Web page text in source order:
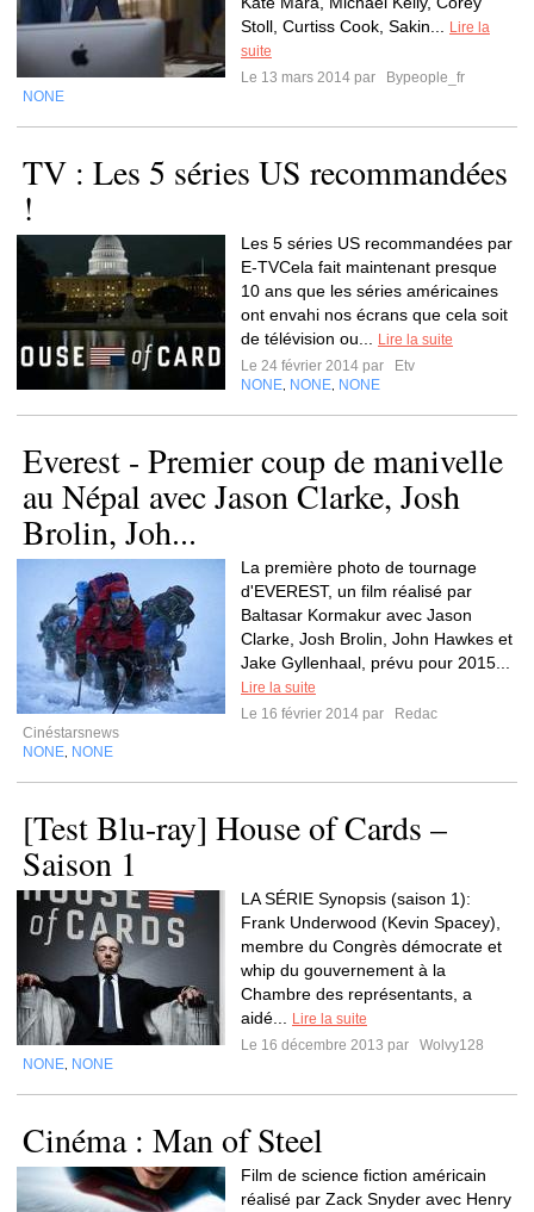
Stoll, Curtiss Cook, Sakin...
Lire la
suite
Le 13 mars 2014 par
Bypeople_fr
NONE
TV : Les 5 séries US recommandées
!
Les 5 séries US recommandées par
E-TVCela fait maintenant presque
10 ans que les séries américaines
ont envahi nos écrans que cela soit
de télévision ou...
Lire la suite
Le 24 février 2014 par
Etv
NONE NONE NONE
Everest - Premier coup de manivelle
au Népal avec Jason Clarke, Josh
Brolin, Joh...
La première photo de tournage
d'EVEREST, un film réalisé par
Baltasar Kormakur avec Jason
Clarke, Josh Brolin, John Hawkes et
Jake Gyllenhaal, prévu pour 2015...
Lire la suite
Le 16 février 2014 par
Redac
Cinéstarsnews
NONE NONE
[Test Blu-ray] House of Cards –
Saison 1
LA SÉRIE Synopsis (saison 1):
Frank Underwood (Kevin Spacey),
membre du Congrès démocrate et
whip du gouvernement à la
Chambre des représentants, a
aidé...
Lire la suite
Le 16 décembre 2013 par
Wolvy128
NONE NONE
Cinéma : Man of Steel
Film de science fiction américain
réalisé par Zack Snyder avec Henry